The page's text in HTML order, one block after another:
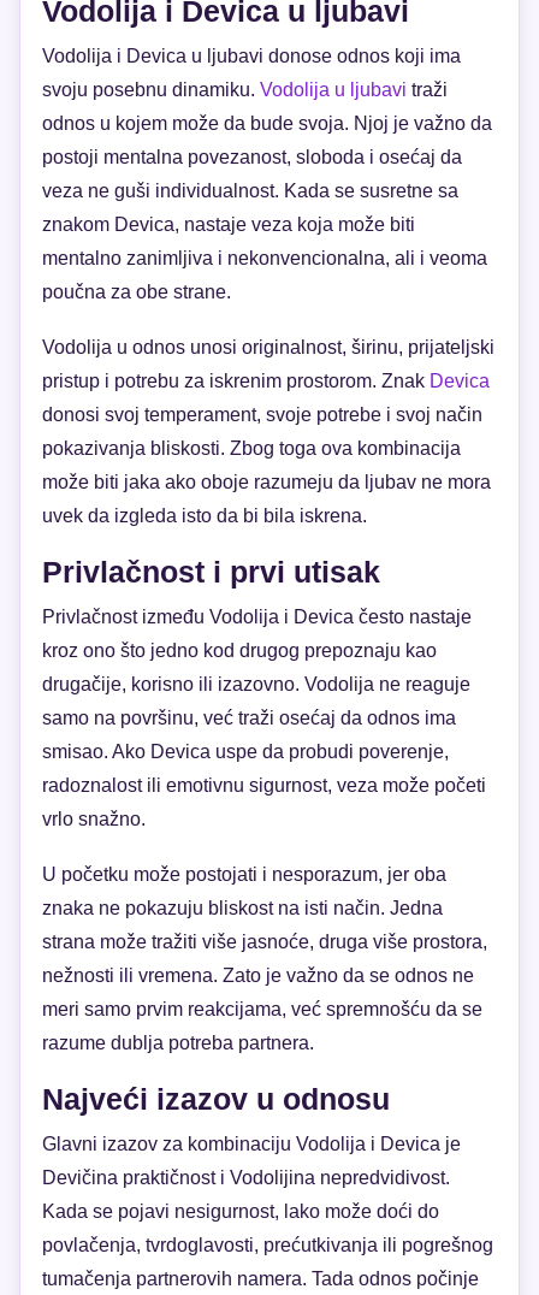
Vodolija i Devica u ljubavi
Vodolija i Devica u ljubavi donose odnos koji ima
svoju posebnu dinamiku. Vodolija u ljubavi traži
odnos u kojem može da bude svoja. Njoj je važno da
postoji mentalna povezanost, sloboda i osećaj da
veza ne guši individualnost. Kada se susretne sa
znakom Devica, nastaje veza koja može biti
mentalno zanimljiva i nekonvencionalna, ali i veoma
poučna za obe strane.
Vodolija u odnos unosi originalnost, širinu, prijateljski
pristup i potrebu za iskrenim prostorom. Znak Devica
donosi svoj temperament, svoje potrebe i svoj način
pokazivanja bliskosti. Zbog toga ova kombinacija
može biti jaka ako oboje razumeju da ljubav ne mora
uvek da izgleda isto da bi bila iskrena.
Privlačnost i prvi utisak
Privlačnost između Vodolija i Devica često nastaje
kroz ono što jedno kod drugog prepoznaju kao
drugačije, korisno ili izazovno. Vodolija ne reaguje
samo na površinu, već traži osećaj da odnos ima
smisao. Ako Devica uspe da probudi poverenje,
radoznalost ili emotivnu sigurnost, veza može početi
vrlo snažno.
U početku može postojati i nesporazum, jer oba
znaka ne pokazuju bliskost na isti način. Jedna
strana može tražiti više jasnoće, druga više prostora,
nežnosti ili vremena. Zato je važno da se odnos ne
meri samo prvim reakcijama, već spremnošću da se
razume dublja potreba partnera.
Najveći izazov u odnosu
Glavni izazov za kombinaciju Vodolija i Devica je
Devičina praktičnost i Vodolijina nepredvidivost.
Kada se pojavi nesigurnost, lako može doći do
povlačenja, tvrdoglavosti, prećutkivanja ili pogrešnog
tumačenja partnerovih namera. Tada odnos počinje